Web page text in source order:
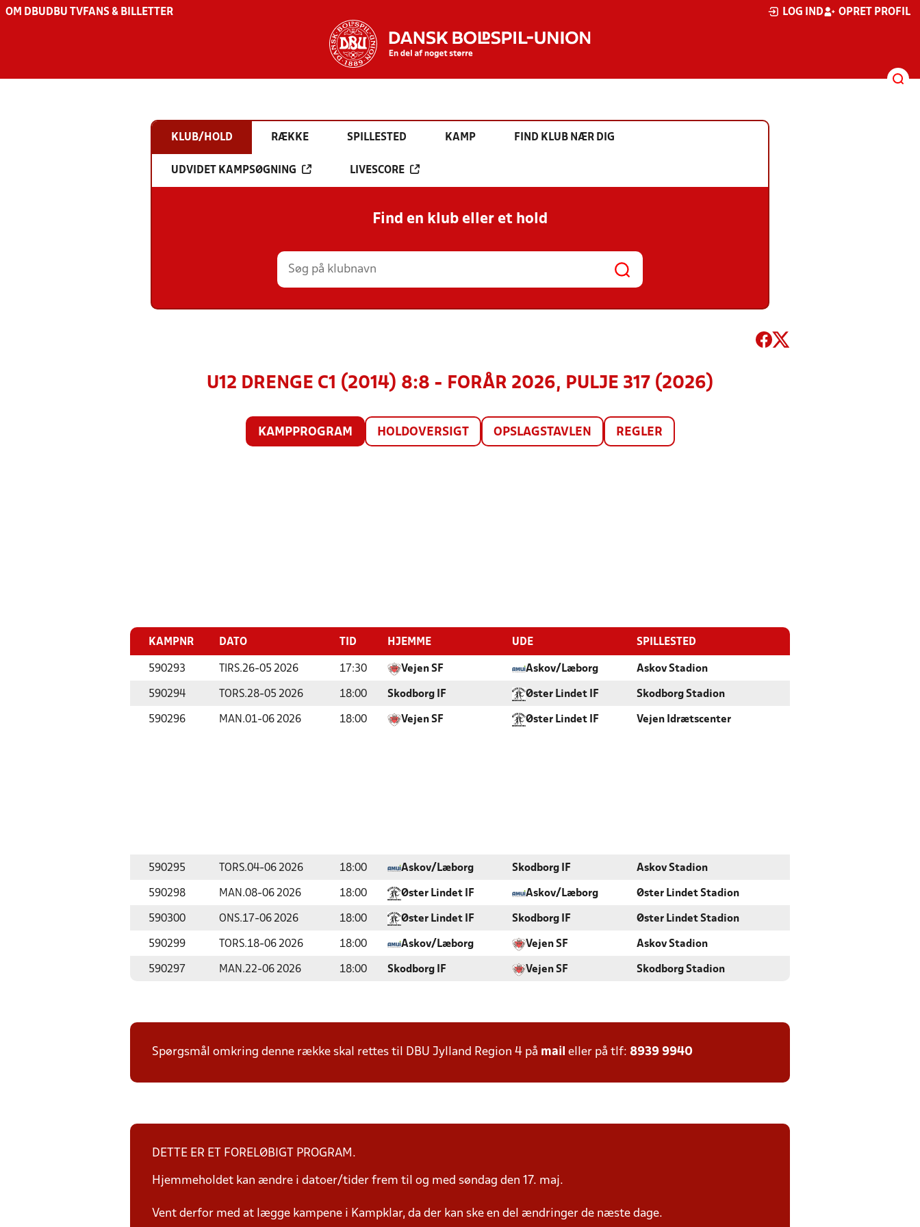
OM DBU DBU TV FANS & BILLETTER LOG IND OPRET PROFIL
KLUB/HOLD RÆKKE SPILLESTED KAMP FIND KLUB NÆR DIG
UDVIDET KAMPSØGNING LIVESCORE
Find en klub eller et hold
U12 DRENGE C1 (2014) 8:8 - FORÅR 2026, PULJE 317 (2026)
KAMPPROGRAM HOLDOVERSIGT OPSLAGSTAVLEN REGLER
KAMPNR DATO TID HJEMME UDE SPILLESTED
590293 TIRS.26-05 2026 17:30 Vejen SF Askov/Læborg Askov Stadion
590294 TORS.28-05 2026 18:00 Skodborg IF Øster Lindet IF Skodborg Stadion
590296 MAN.01-06 2026 18:00 Vejen SF Øster Lindet IF Vejen Idrætscenter
590295 TORS.04-06 2026 18:00 Askov/Læborg Skodborg IF Askov Stadion
590298 MAN.08-06 2026 18:00 Øster Lindet IF Askov/Læborg Øster Lindet Stadion
590300 ONS.17-06 2026 18:00 Øster Lindet IF Skodborg IF Øster Lindet Stadion
590299 TORS.18-06 2026 18:00 Askov/Læborg Vejen SF Askov Stadion
590297 MAN.22-06 2026 18:00 Skodborg IF Vejen SF Skodborg Stadion
Spørgsmål omkring denne række skal rettes til DBU Jylland Region 4 på mail eller på tlf: 8939 9940
DETTE ER ET FORELØBIGT PROGRAM.
Hjemmeholdet kan ændre i datoer/tider frem til og med søndag den 17. maj.
Vent derfor med at lægge kampene i Kampklar, da der kan ske en del ændringer de næste dage.